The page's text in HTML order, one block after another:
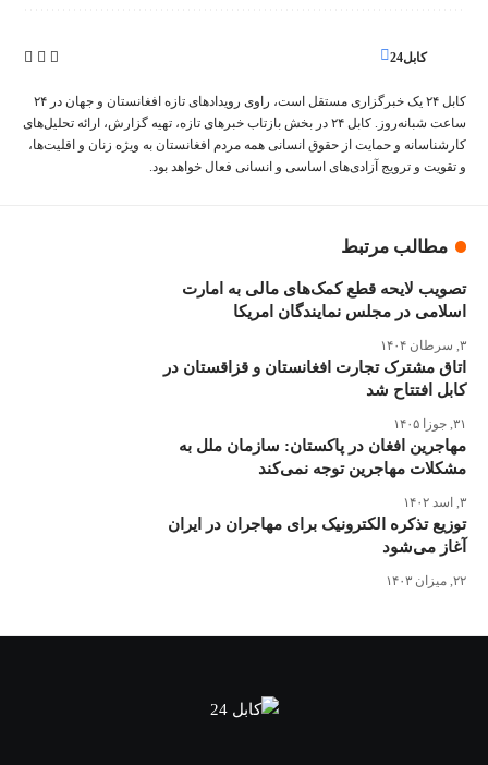
کابل24
کابل ۲۴ یک خبرگزاری مستقل است، راوی رویدادهای تازه افغانستان و جهان در ۲۴
ساعت شبانه‌روز. کابل ۲۴ در بخش‌ بازتاب‌ خبرهای تازه، تهیه‌ گزارش‌، ارائه تحلیل‌های
کارشناسانه و حمایت از حقوق انسانی همه مردم افغانستان به ویژه زنان و اقلیت‌ها،
و تقویت‌ و ترویج آزادی‌های اساسی و انسانی فعال خواهد بود.
مطالب مرتبط
تصویب لایحه قطع کمک‌های مالی به امارت
اسلامی در مجلس نمایندگان امریکا
۳, سرطان ۱۴۰۴
اتاق مشترک تجارت افغانستان و قزاقستان در
کابل افتتاح شد
۳۱, جوزا ۱۴۰۵
مهاجرین افغان در پاکستان: سازمان ملل به
مشکلات مهاجرین توجه نمی‌کند
۳, اسد ۱۴۰۲
توزیع تذکره الکترونیک برای مهاجران در ایران
آغاز می‌شود
۲۲, میزان ۱۴۰۳